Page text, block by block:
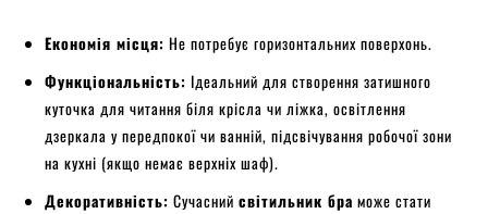
Економія місця: Не потребує горизонтальних поверхонь.
Функціональність: Ідеальний для створення затишного
куточка для читання біля крісла чи ліжка, освітлення
дзеркала у передпокої чи ванній, підсвічування робочої зони
на кухні (якщо немає верхніх шаф).
Декоративність: Сучасний світильник бра може стати